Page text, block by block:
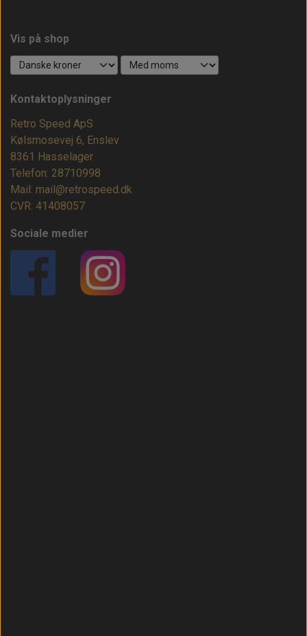
Vis på shop
Kontaktoplysninger
Retro Speed ApS
Kølsmosevej 6, Enslev
8361 Hasselager
Telefon: 28710998
Mail: mail@retrospeed.dk
CVR: 41408057
Sociale medier